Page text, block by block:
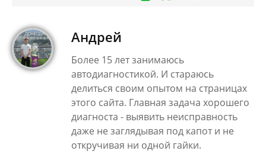
Андрей
Более 15 лет занимаюсь
автодиагностикой. И стараюсь
делиться своим опытом на страницах
этого сайта. Главная задача хорошего
диагноста - выявить неисправность
даже не заглядывая под капот и не
откручивая ни одной гайки.